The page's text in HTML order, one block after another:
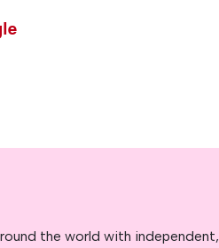
the world with independent,